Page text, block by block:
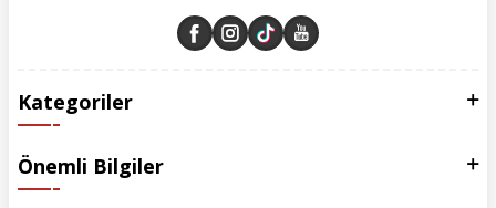
Kategoriler
Önemli Bilgiler